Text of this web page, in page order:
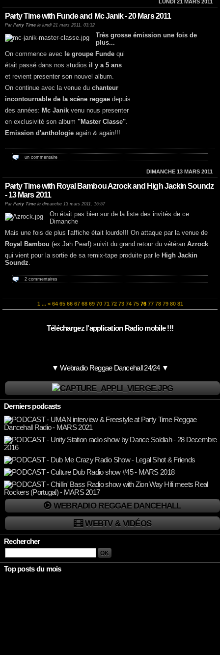
LUNDI 21 MARS 2011
Party Time with Funde and Mc Janik - 20 Mars 2011
Par Party Time le lundi 21 mars 2011, 03:32
Très grosse émission une fois de
plus...
On commence avec le groupe Funde qui
était passé dans nos studios il y a 5 ans
et revient presenter son nouvel album.
On continue avec la venue du chanteur
incontournable de la scène reggae depuis
des années: Mc Janik venu nous presenter
en exclusivité son album "Master Classe".
Emission d'anthologie again & again!!!
un commentaire
DIMANCHE 13 MARS 2011
Party Time with Royal Bambou Azrock and High Jackin Soundz
- 13 Mars 2011
Par Party Time le dimanche 13 mars 2011, 16:57
On était pas bien sur de la liste des invités de ce
Dimanche
Mais une fois de plus l'affiche était lourde!!! On attaque par la venue de
Royal Bambou (ex Jah Pearl) suivit du grand retour du vétéran Azrock
qui vient pour la sortie de sa remix-tape produite par le High Jackin
Soundz.
2 commentaires
1 ... < 64 65 66 67 68 69 70 71 72 73 74 75 76 77 78 79 80 81
Téléchargez l'application Radio mobile !!!
▼ Webradio Reggae Dancehall 24/24 ▼
Derniers podcasts
WEBRADIO REGGAE DANCEHALL
WEBTV & VIDÉOS
Rechercher
Top posts du mois